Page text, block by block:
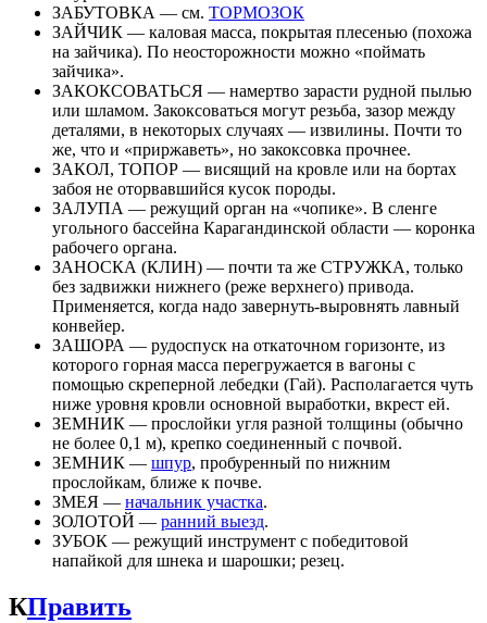
ЗАБУТОВКА — см. ТОРМОЗОК
ЗАЙЧИК — каловая масса, покрытая плесенью (похожа
на зайчика). По неосторожности можно «поймать
зайчика».
ЗАКОКСОВАТЬСЯ — намертво зарасти рудной пылью
или шламом. Закоксоваться могут резьба, зазор между
деталями, в некоторых случаях — извилины. Почти то
же, что и «приржаветь», но закоксовка прочнее.
ЗАКОЛ, ТОПОР — висящий на кровле или на бортах
забоя не оторвавшийся кусок породы.
ЗАЛУПА — режущий орган на «чопике». В сленге
угольного бассейна Карагандинской области — коронка
рабочего органа.
ЗАНОСКА (КЛИН) — почти та же СТРУЖКА, только
без задвижки нижнего (реже верхнего) привода.
Применяется, когда надо завернуть-выровнять лавный
конвейер.
ЗАШОРА — рудоспуск на откаточном горизонте, из
которого горная масса перегружается в вагоны с
помощью скреперной лебедки (Гай). Располагается чуть
ниже уровня кровли основной выработки, вкрест ей.
ЗЕМНИК — прослойки угля разной толщины (обычно
не более 0,1 м), крепко соединенный с почвой.
ЗЕМНИК — шпур, пробуренный по нижним
прослойкам, ближе к почве.
ЗМЕЯ — начальник участка.
ЗОЛОТОЙ — ранний выезд.
ЗУБОК — режущий инструмент с победитовой
напайкой для шнека и шарошки; резец.
КПравить